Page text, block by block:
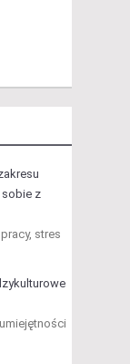
sobie z
stres